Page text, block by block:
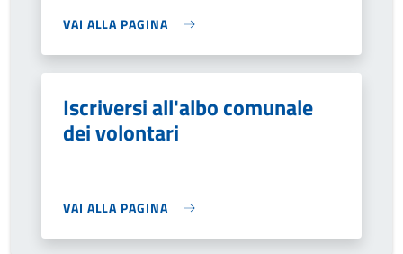
VAI ALLA PAGINA
Iscriversi all'albo comunale
dei volontari
VAI ALLA PAGINA